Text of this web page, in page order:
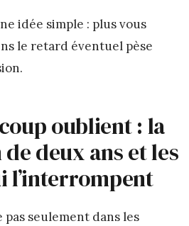
idée simple : plus vous
le retard éventuel pèse
oublient : la
deux ans et les
l’interrompent
seulement dans les